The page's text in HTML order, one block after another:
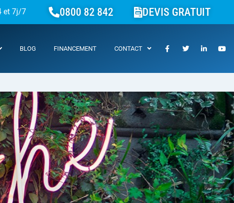
et 7j/7 0800 82 842 DEVIS GRATUIT
BLOG FINANCEMENT CONTACT